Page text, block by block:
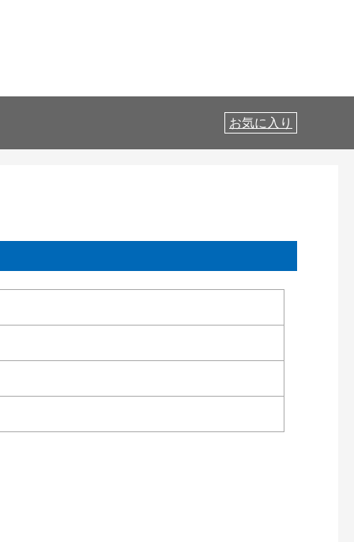
お気に入り